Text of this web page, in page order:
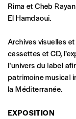
vous-
manière,
de
Vous vous
Rima et Cheb
El Hamdaoui.
Archives visuelles
cassettes et CD,
l’univers du label
patrimoine musical
la Méditerranée.
EXPOSITION